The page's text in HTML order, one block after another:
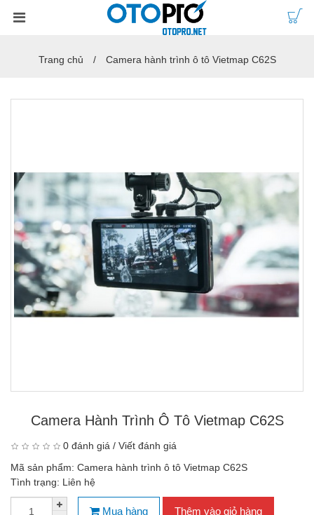
Trang chủ Camera hành trình ô tô Vietmap C62S
Camera Hành Trình Ô Tô Vietmap C62S
0 đánh giá / Viết đánh giá
Mã sản phẩm: Camera hành trình ô tô Vietmap C62S
Tình trạng: Liên hệ
Mua hàng Thêm vào giỏ hàng